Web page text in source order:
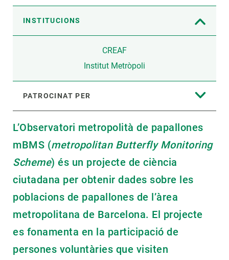
INSTITUCIONS
CREAF
Institut Metròpoli
PATROCINAT PER
L’Observatori metropolità de papallones
mBMS (metropolitan Butterfly Monitoring
Scheme) és un projecte de ciència
ciutadana per obtenir dades sobre les
poblacions de papallones de l’àrea
metropolitana de Barcelona. El projecte
es fonamenta en la participació de
persones voluntàries que visiten